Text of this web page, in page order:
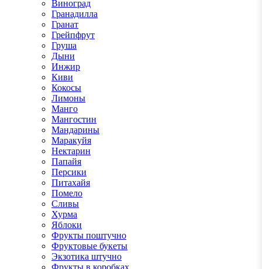
Виноград
Гранадилла
Гранат
Грейпфрут
Груша
Дыни
Инжир
Киви
Кокосы
Лимоны
Манго
Мангостин
Мандарины
Маракуйя
Нектарин
Папайя
Персики
Питахайя
Помело
Сливы
Хурма
Яблоки
Фрукты поштучно
Фруктовые букеты
Экзотика штучно